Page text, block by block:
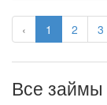
‹ 1 2 3
Все займы